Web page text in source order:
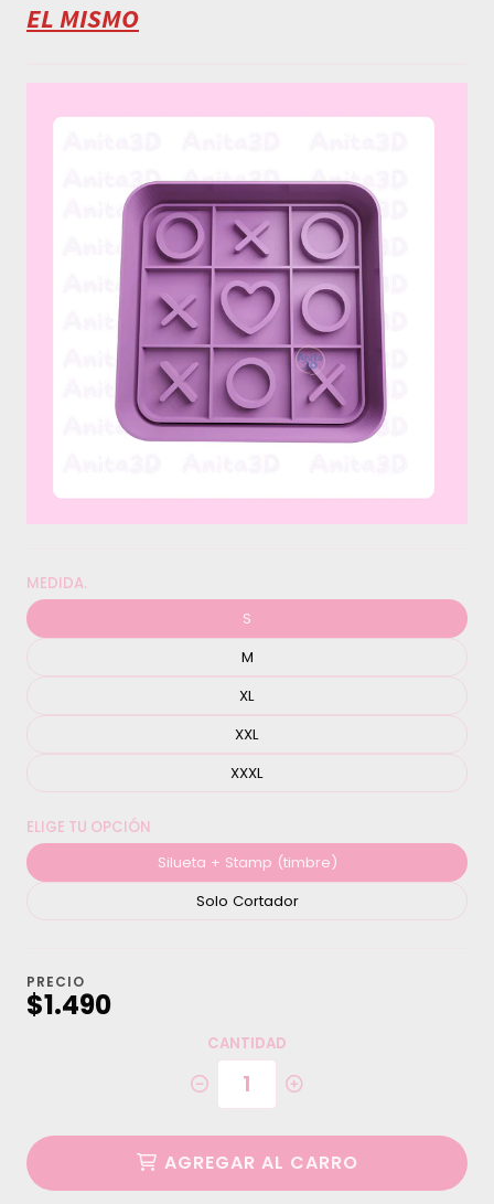
EL MISMO
MEDIDA.
S
M
XL
XXL
XXXL
ELIGE TU OPCIÓN
Silueta + Stamp (timbre)
Solo Cortador
PRECIO
$1.490
CANTIDAD
AGREGAR AL CARRO